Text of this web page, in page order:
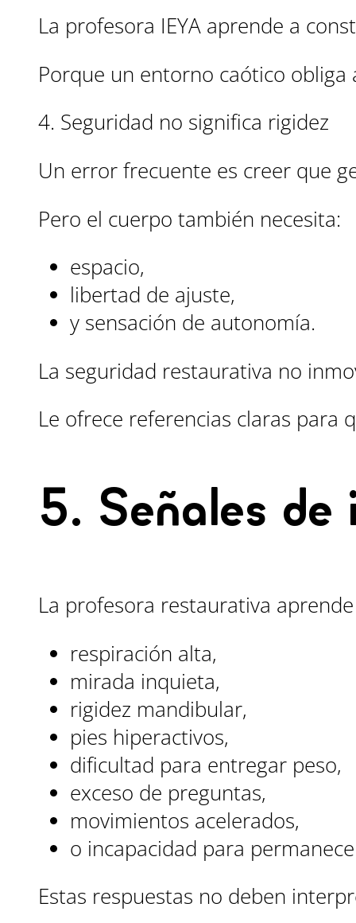
La profesora IEYA aprende a
Porque un entorno caótico
4. Seguridad no significa rigidez
Un error frecuente es creer que
Pero el cuerpo también necesita:
espacio,
libertad de ajuste,
y sensación de autonomía.
La seguridad restaurativa no
Le ofrece referencias claras para
5. Señales de
La profesora restaurativa
respiración alta,
mirada inquieta,
rigidez mandibular,
pies hiperactivos,
dificultad para entregar peso,
exceso de preguntas,
movimientos acelerados,
o incapacidad para
Estas respuestas no deben